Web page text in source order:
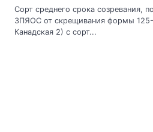
Сорт среднего срока созревания,
ЗПЯОС от скрещивания формы 125-
Канадская 2) с сорт...